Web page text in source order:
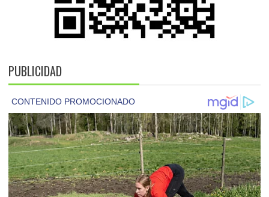
PUBLICIDAD